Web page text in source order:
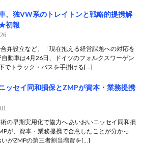
、独VW系のトレイトンと戦略的提携解
初報
弁設立など、「現在抱える経営課題への対応を
自動車は4月26日、ドイツのフォルクスワーゲン
でトラック・バスを手掛ける[…]
ッセイ同和損保とZMPが資本・業務提携
の早期実用化で協力へ あいおいニッセイ同和損
が、資本・業務提携で合意したことが分かっ
いがZMPの第三者割当増資を[…]